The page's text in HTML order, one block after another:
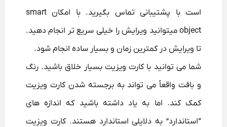
است با پشتیبانی تماس بگیرید. با امکان smart
object میتوانید ویرایش را خیلی سریع تر انجام دهید.
تا ویرایش در کمترین زمان و بسیار ساده انجام شود.
شما می توانید با کارت ویزیت بسیار خلاق باشید. رنگ
و بافت واقعاً می تواند به برجسته شدن کارت ویزیت
کمک کند. اما به یاد داشته باشید که اندازه های
“استاندارد” به دلایلی استاندارد هستند. کارت ویزیت